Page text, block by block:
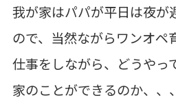
我が家はパパが平日は夜が
ので、当然ながらワンオペ
仕事をしながら、どうやっ
家のことができるのか、、